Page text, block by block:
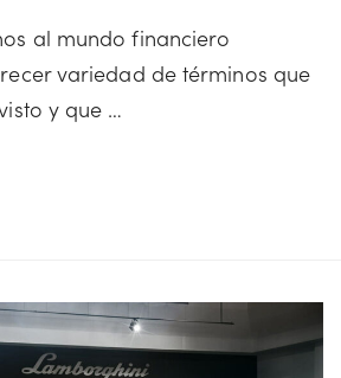
al mundo financiero
variedad de términos que
y que …